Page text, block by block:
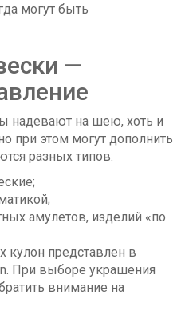
могут быть
—
надевают на шею, хоть и
при этом могут дополнить
разных типов:
амулетов, изделий «по
представлен в
При выборе украшения
внимание на